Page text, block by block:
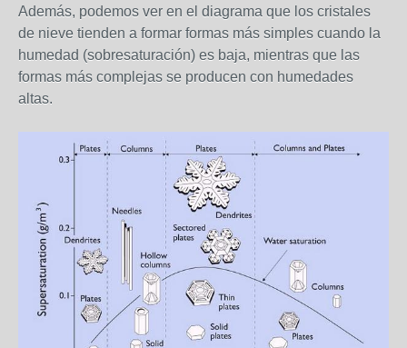
Además, podemos ver en el diagrama que los cristales
de nieve tienden a formar formas más simples cuando la
humedad (sobresaturación) es baja, mientras que las
formas más complejas se producen con humedades
altas.